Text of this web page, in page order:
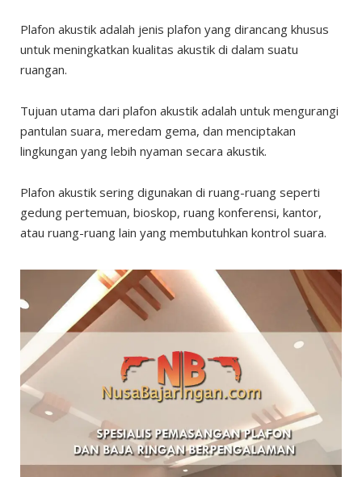
Plafon akustik adalah jenis plafon yang dirancang khusus
untuk meningkatkan kualitas akustik di dalam suatu
ruangan.
Tujuan utama dari plafon akustik adalah untuk mengurangi
pantulan suara, meredam gema, dan menciptakan
lingkungan yang lebih nyaman secara akustik.
Plafon akustik sering digunakan di ruang-ruang seperti
gedung pertemuan, bioskop, ruang konferensi, kantor,
atau ruang-ruang lain yang membutuhkan kontrol suara.